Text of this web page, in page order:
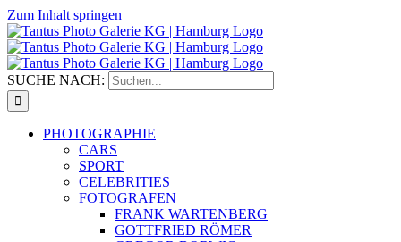
Zum Inhalt springen
SUCHE NACH:
PHOTOGRAPHIE
CARS
SPORT
CELEBRITIES
FOTOGRAFEN
FRANK WARTENBERG
GOTTFRIED RÖMER